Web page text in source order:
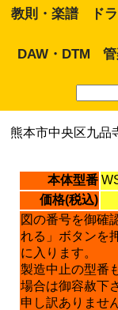
教則・楽譜 ド
DAW・DTM
熊本市中央区九品
本体型番
価格(税込)
図の番号を御確
れる」ボタンを
に入ります。
製造中止の型番
場合は御容赦下
申し訳ありませ